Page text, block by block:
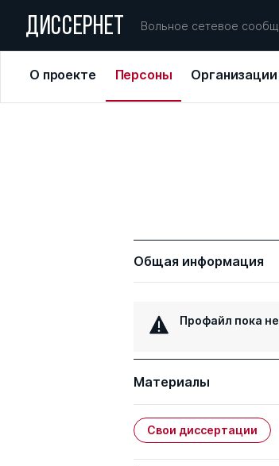
ДИССЕРНЕТ Вольное сетевое
О проекте Персоны Организации
Общая информация
Профайл пока
Материалы
Свои диссертации